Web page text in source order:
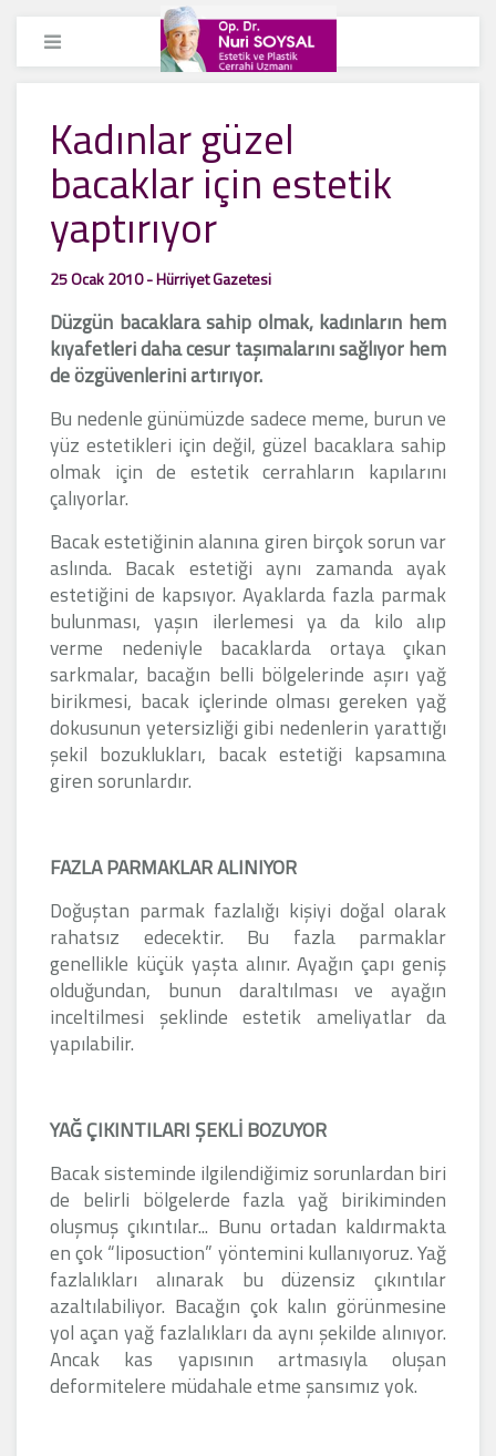
Kadınlar güzel
bacaklar için estetik
yaptırıyor
25 Ocak 2010 - Hürriyet Gazetesi
Düzgün bacaklara sahip olmak, kadınların hem
kıyafetleri daha cesur taşımalarını sağlıyor hem
de özgüvenlerini artırıyor.
Bu nedenle günümüzde sadece meme, burun ve
yüz estetikleri için değil, güzel bacaklara sahip
olmak için de estetik cerrahların kapılarını
çalıyorlar.
Bacak estetiğinin alanına giren birçok sorun var
aslında. Bacak estetiği aynı zamanda ayak
estetiğini de kapsıyor. Ayaklarda fazla parmak
bulunması, yaşın ilerlemesi ya da kilo alıp
verme nedeniyle bacaklarda ortaya çıkan
sarkmalar, bacağın belli bölgelerinde aşırı yağ
birikmesi, bacak içlerinde olması gereken yağ
dokusunun yetersizliği gibi nedenlerin yarattığı
şekil bozuklukları, bacak estetiği kapsamına
giren sorunlardır.
FAZLA PARMAKLAR ALINIYOR
Doğuştan parmak fazlalığı kişiyi doğal olarak
rahatsız edecektir. Bu fazla parmaklar
genellikle küçük yaşta alınır. Ayağın çapı geniş
olduğundan, bunun daraltılması ve ayağın
inceltilmesi şeklinde estetik ameliyatlar da
yapılabilir.
YAĞ ÇIKINTILARI ŞEKLİ BOZUYOR
Bacak sisteminde ilgilendiğimiz sorunlardan biri
de belirli bölgelerde fazla yağ birikiminden
oluşmuş çıkıntılar... Bunu ortadan kaldırmakta
en çok “liposuction” yöntemini kullanıyoruz. Yağ
fazlalıkları alınarak bu düzensiz çıkıntılar
azaltılabiliyor. Bacağın çok kalın görünmesine
yol açan yağ fazlalıkları da aynı şekilde alınıyor.
Ancak kas yapısının artmasıyla oluşan
deformitelere müdahale etme şansımız yok.